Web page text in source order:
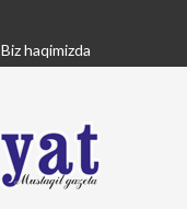
Biz haqimizda